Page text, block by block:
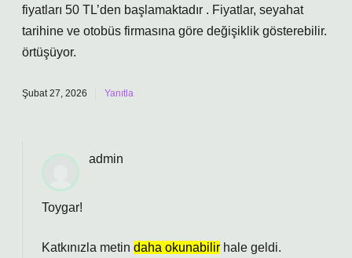
fiyatları 50 TL’den başlamaktadır . Fiyatlar, seyahat
tarihine ve otobüs firmasına göre değişiklik gösterebilir.
örtüşüyor.
Şubat 27, 2026 Yanıtla
admin
Toygar!
Katkınızla metin daha okunabilir hale geldi.